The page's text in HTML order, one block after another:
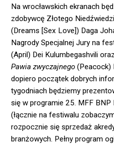
Na wrocławskich ekranach
zdobywcę Złotego
(Dreams [Sex Love]) Daga
Nagrody Specjalnej Jury na
(April) Dei Kulumbegashvili
Pawia zwyczajnego (Peacock)
dopiero początek dobrych
tygodniach będziemy
się w programie 25. MFF
(łącznie na festiwalu
rozpocznie się sprzedaż
branżowych. Pełny program